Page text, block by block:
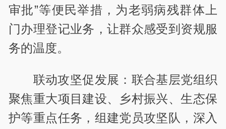
审批”等便民举措，为老弱病残群体上
门办理登记业务，让群众感受到资规服
务的温度。
联动攻坚促发展：联合基层党组织
聚焦重大项目建设、乡村振兴、生态保
护等重点任务，组建党员攻坚队，深入